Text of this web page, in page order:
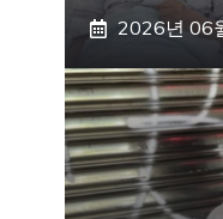
2026년 06